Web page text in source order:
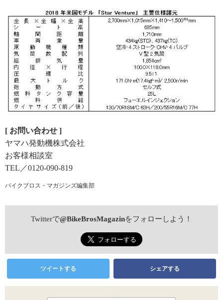
[ お問い合わせ ]
ヤマハ発動機株式会社
お客様相談室
TEL／0120-090-819
バイクブロス・マガジンズ編集部
Twitterで@BikeBrosMagazinをフォローしよう！
ツイートする シェアする